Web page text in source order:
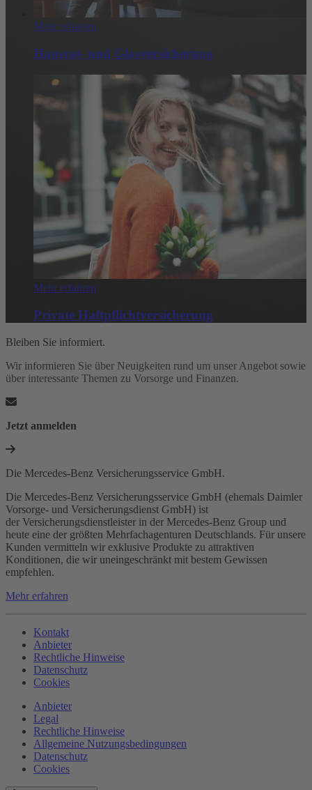
Mehr erfahren
Hausrat- und Glasversicherung
Mehr erfahren
Private Haftpflichtversicherung
Bleiben Sie informiert.
Wir informieren Sie über Neuigkeiten rund um unser Angebot sowie
über interessante Themen zu Vorsorge und Finanzen.
Jetzt anmelden
Die Mercedes-Benz Versicherungsservice GmbH.
Die Mercedes-Benz Versicherungsservice GmbH (ehemals Daimler
Vorsorge- und Versicherungsdienst GmbH) ist
der Versicherungsdienstleister in der Mercedes-Benz Group und
heute eine der größten Mehrfachagenturen Deutschlands. Für unsere
Kunden vermitteln wir exklusive Produkte zu attraktiven
Konditionen, die wir uneingeschränkt mit bestem Gewissen
empfehlen.
Mehr erfahren
Kontakt
Anbieter
Rechtliche Hinweise
Datenschutz
Cookies
Anbieter
Legal
Rechtliche Hinweise
Allgemeine Nutzungsbedingungen
Datenschutz
Cookies